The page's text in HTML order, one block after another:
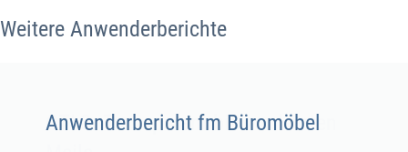
Weitere Anwenderberichte
Anwenderbericht fm Büromöbel